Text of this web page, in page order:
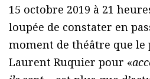
15 octobre 2019 à 21
loupée de constater en
moment de théâtre que le
Laurent Ruquier pour «